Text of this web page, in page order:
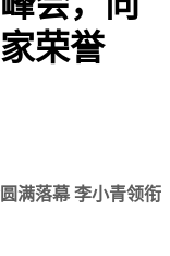
荣誉
满落幕 李小青领衔